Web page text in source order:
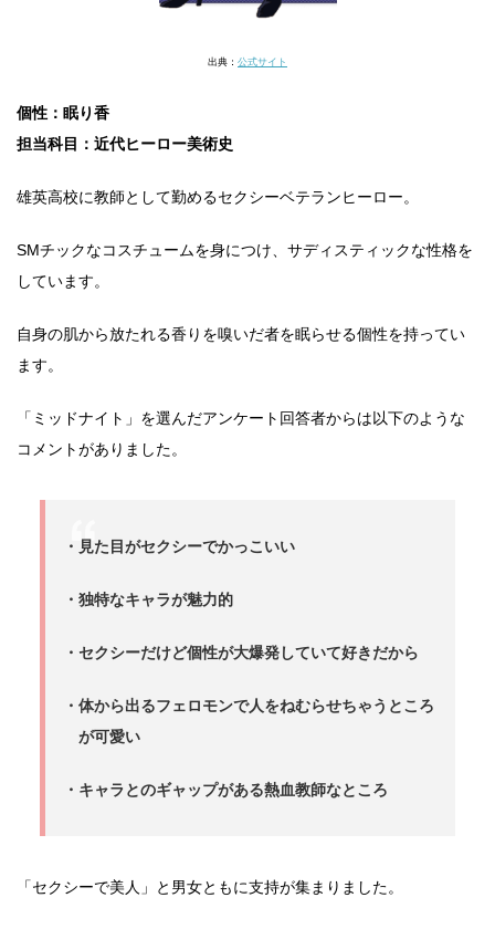
出典： 公式サイト
個性：眠り香
担当科目：近代ヒーロー美術史
雄英高校に教師として勤めるセクシーベテランヒーロー。
SMチックなコスチュームを身につけ、サディスティックな性格を
しています。
自身の肌から放たれる香りを嗅いだ者を眠らせる個性を持ってい
ます。
「ミッドナイト」を選んだアンケート回答者からは以下のような
コメントがありました。
・見た目がセクシーでかっこいい
・独特なキャラが魅力的
・セクシーだけど個性が大爆発していて好きだから
・体から出るフェロモンで人をねむらせちゃうところ
が可愛い
・キャラとのギャップがある熱血教師なところ
「セクシーで美人」と男女ともに支持が集まりました。